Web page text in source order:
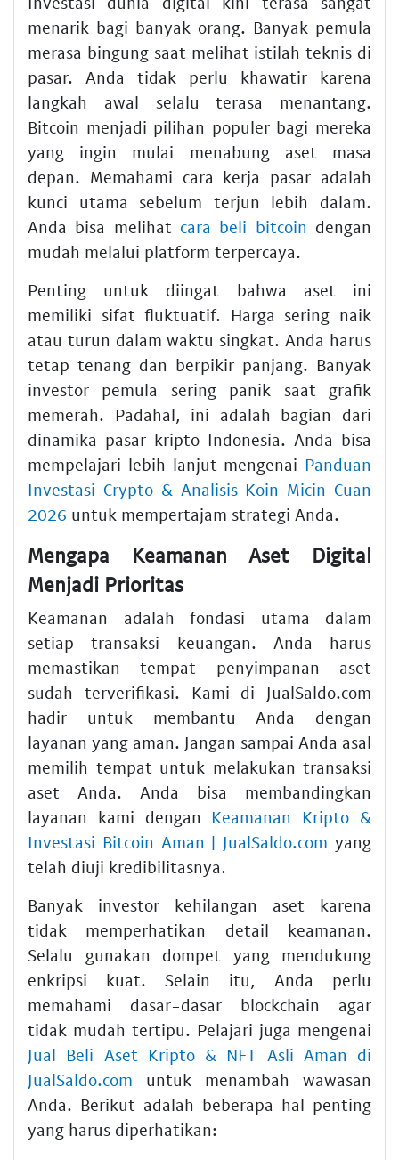
menarik bagi banyak orang. Banyak pemula
merasa bingung saat melihat istilah teknis di
pasar. Anda tidak perlu khawatir karena
langkah awal selalu terasa menantang.
Bitcoin menjadi pilihan populer bagi mereka
yang ingin mulai menabung aset masa
depan. Memahami cara kerja pasar adalah
kunci utama sebelum terjun lebih dalam.
Anda bisa melihat cara beli bitcoin dengan
mudah melalui platform terpercaya.
Penting untuk diingat bahwa aset ini
memiliki sifat fluktuatif. Harga sering naik
atau turun dalam waktu singkat. Anda harus
tetap tenang dan berpikir panjang. Banyak
investor pemula sering panik saat grafik
memerah. Padahal, ini adalah bagian dari
dinamika pasar kripto Indonesia. Anda bisa
mempelajari lebih lanjut mengenai Panduan
Investasi Crypto & Analisis Koin Micin Cuan
2026 untuk mempertajam strategi Anda.
Mengapa Keamanan Aset Digital
Menjadi Prioritas
Keamanan adalah fondasi utama dalam
setiap transaksi keuangan. Anda harus
memastikan tempat penyimpanan aset
sudah terverifikasi. Kami di JualSaldo.com
hadir untuk membantu Anda dengan
layanan yang aman. Jangan sampai Anda asal
memilih tempat untuk melakukan transaksi
aset Anda. Anda bisa membandingkan
layanan kami dengan Keamanan Kripto &
Investasi Bitcoin Aman | JualSaldo.com yang
telah diuji kredibilitasnya.
Banyak investor kehilangan aset karena
tidak memperhatikan detail keamanan.
Selalu gunakan dompet yang mendukung
enkripsi kuat. Selain itu, Anda perlu
memahami dasar-dasar blockchain agar
tidak mudah tertipu. Pelajari juga mengenai
Jual Beli Aset Kripto & NFT Asli Aman di
JualSaldo.com untuk menambah wawasan
Anda. Berikut adalah beberapa hal penting
yang harus diperhatikan: